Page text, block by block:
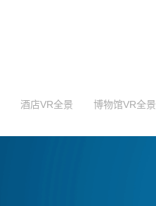
酒店VR全景 博物馆VR全景